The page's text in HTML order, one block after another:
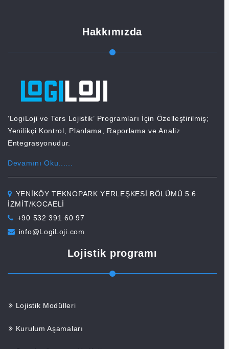
Hakkımızda
‘LogiLoji ve Ters Lojistik’ Programları İçin Özelleştirilmiş;
Yenilikçi Kontrol, Planlama, Raporlama ve Analiz
Entegrasyonudur.
Devamını Oku......
YENİKÖY TEKNOPARK YERLEŞKESİ BÖLÜMÜ 5 6
İZMİT/KOCAELİ
+90 532 391 60 97
info@LogiLoji.com
Lojistik programı
Lojistik Modülleri
Kurulum Aşamaları